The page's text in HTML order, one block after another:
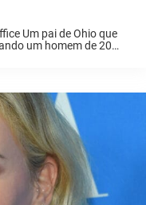
Um pai de Ohio que
um homem de 20